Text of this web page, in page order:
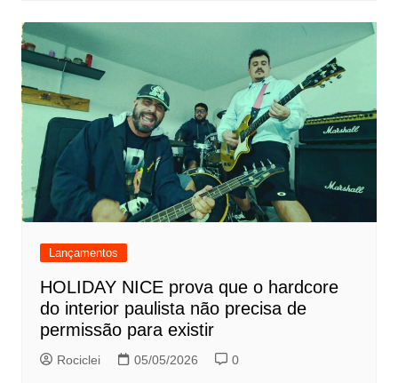
Lançamentos
HOLIDAY NICE prova que o hardcore
do interior paulista não precisa de
permissão para existir
Rociclei 05/05/2026 0